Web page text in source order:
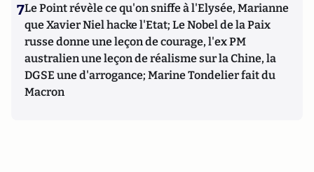
7Le Point révèle ce qu'on sniffe à l'Elysée, Marianne
que Xavier Niel hacke l'Etat; Le Nobel de la Paix
russe donne une leçon de courage, l'ex PM
australien une leçon de réalisme sur la Chine, la
DGSE une d'arrogance; Marine Tondelier fait du
Macron